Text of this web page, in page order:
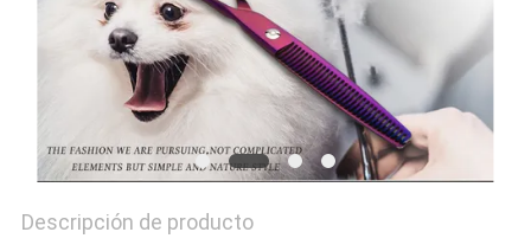
Descripción de producto